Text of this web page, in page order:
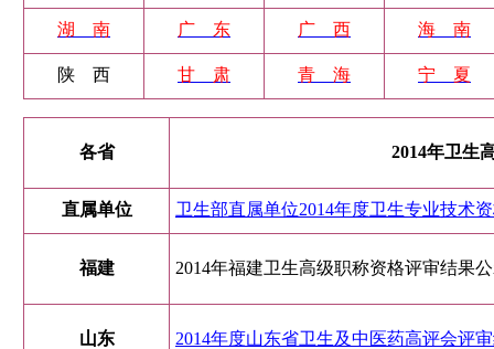
湖 南 广 东 广 西 海 南
陕 西 甘 肃 青 海 宁 夏
各省 2014年卫生
直属单位 卫生部直属单位2014年度卫生专业技术
福建 2014年福建卫生高级职称资格评审结果
山东 2014年度山东省卫生及中医药高评会评